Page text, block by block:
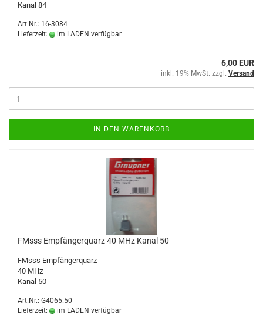
Kanal 84
Art.Nr.: 16-3084
Lieferzeit:
im LADEN verfügbar
6,00 EUR
inkl. 19% MwSt. zzgl. Versand
IN DEN WARENKORB
FMsss Empfängerquarz 40 MHz Kanal 50
FMsss Empfängerquarz
40 MHz
Kanal 50
Art.Nr.: G4065.50
Lieferzeit:
im LADEN verfügbar